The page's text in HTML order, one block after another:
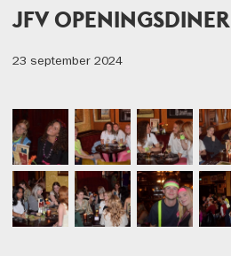
JFV OPENINGSDINER
23 september 2024